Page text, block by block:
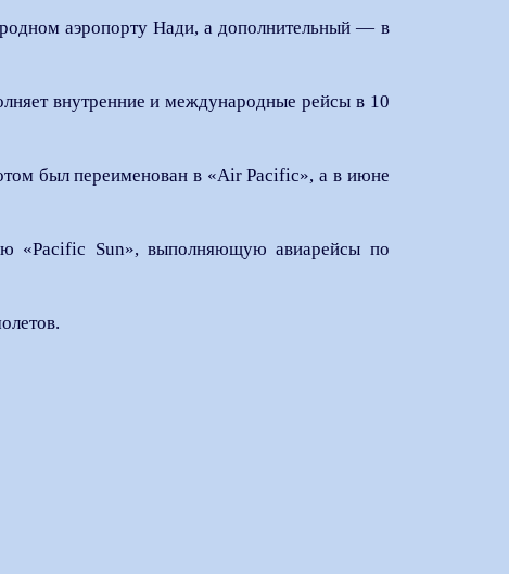
аэропорту Нади, а дополнительный — в
внутренние и международные рейсы в 10
был переименован в «Air Pacific», а в июне
«Pacific Sun», выполняющую авиарейсы по